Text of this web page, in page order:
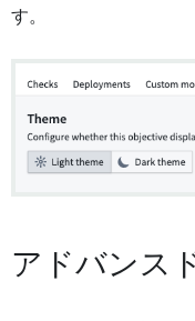
す。
アドバンス